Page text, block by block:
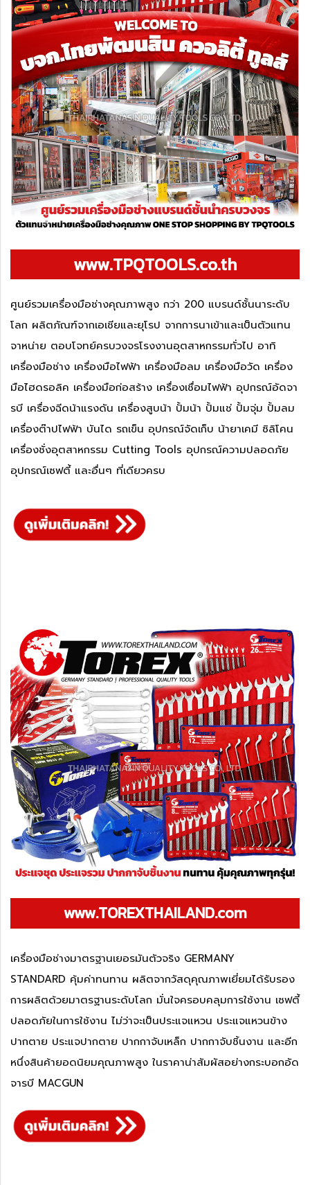
www.TPQTOOLS.co.th
ศูนย์รวมเครื่องมือช่างคุณภาพสูง กว่า 200 แบรนด์ชั้นนาระดับ
โลก ผลิตภัณฑ์จากเอเชียและยุโรป จากการนาเข้าและเป็นตัวแทน
จาหน่าย ตอบโจทย์ครบวงจรโรงงานอุตสาหกรรมทั่วไป อาทิ
เครื่องมือช่าง เครื่องมือไฟฟ้า เครื่องมือลม เครื่องมือวัด เครื่อง
มือไฮดรอลิค เครื่องมือก่อสร้าง เครื่องเชื่อมไฟฟ้า อุปกรณ์อัดจา
รบี เครื่องฉีดน้าแรงดัน เครื่องสูบน้า ปั้มน้า ปั้มแช่ ปั้มจุ่ม ปั้มลม
เครื่องต๊าปไฟฟ้า บันได รถเข็น อุปกรณ์จัดเก็บ น้ายาเคมี ซิลิโคน
เครื่องชั่งอุตสาหกรรม Cutting Tools อุปกรณ์ความปลอดภัย
อุปกรณ์เซฟตี้ และอื่นๆ ที่เดียวครบ
www.TOREXTHAILAND.com
เครื่องมือช่างมาตรฐานเยอรมันตัวจริง GERMANY
STANDARD คุ้มค่าทนทาน ผลิตจากวัสดุคุณภาพเยี่ยมได้รับรอง
การผลิตด้วยมาตรฐานระดับโลก มั่นใจครอบคลุมการใช้งาน เซฟตี้
ปลอดภัยในการใช้งาน ไม่ว่าจะเป็นประแจแหวน ประแจแหวนข้าง
ปากตาย ประแจปากตาย ปากกาจับเหล็ก ปากกาจับชิ้นงาน และอีก
หนึ่งสินค้ายอดนิยมคุณภาพสูง ในราคาน่าสัมผัสอย่างกระบอกอัด
จารบี MACGUN